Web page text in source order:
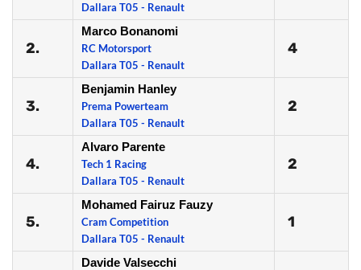
Dallara T05 - Renault
2.
Marco Bonanomi
RC Motorsport
Dallara T05 - Renault
4
3.
Benjamin Hanley
Prema Powerteam
Dallara T05 - Renault
2
4.
Alvaro Parente
Tech 1 Racing
Dallara T05 - Renault
2
5.
Mohamed Fairuz Fauzy
Cram Competition
Dallara T05 - Renault
1
Davide Valsecchi